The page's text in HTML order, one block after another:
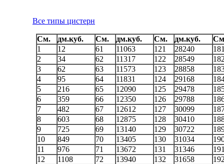
Все типы цистерн
См. дм.куб. См. дм.куб. См. дм.куб.
1
12 61 11063 121 28240
2
34 62 11317 122 28549
3
62 63 11573 123 28858
4
95 64 11831 124 29168
5
216 65 12090 125 29478
6
359 66 12350 126 29788
7
482 67 12612 127 30099
8
603 68 12875 128 30410
9
725 69 13140 129 30722
10
849 70 13405 130 31034
11
976 71 13672 131 31346
12
1108 72 13940 132 31658